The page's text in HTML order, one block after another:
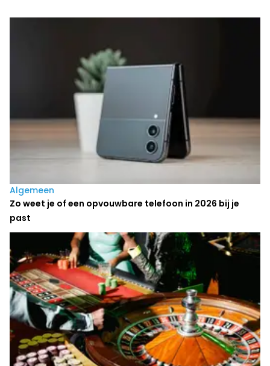
Laatste nieuws
Algemeen
Zo weet je of een opvouwbare telefoon in 2026 bij je
past